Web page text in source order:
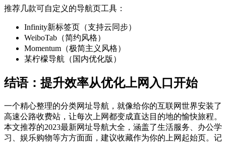
推荐几款可自定义的导航页工具：
Infinity新标签页（支持云同步）
WeiboTab（简约风格）
Momentum（极简主义风格）
某柠檬导航（国内优化版）
结语：提升效率从优化上网入口开始
一个精心整理的分类网址导航，就像给你的互联网世界安装了
高速公路收费站，让每次上网都变成直达目的地的愉快旅程。
本文推荐的2023最新网址导航大全，涵盖了生活服务、办公学
习、娱乐购物等方方面面，建议收藏作为你的上网起始页。记